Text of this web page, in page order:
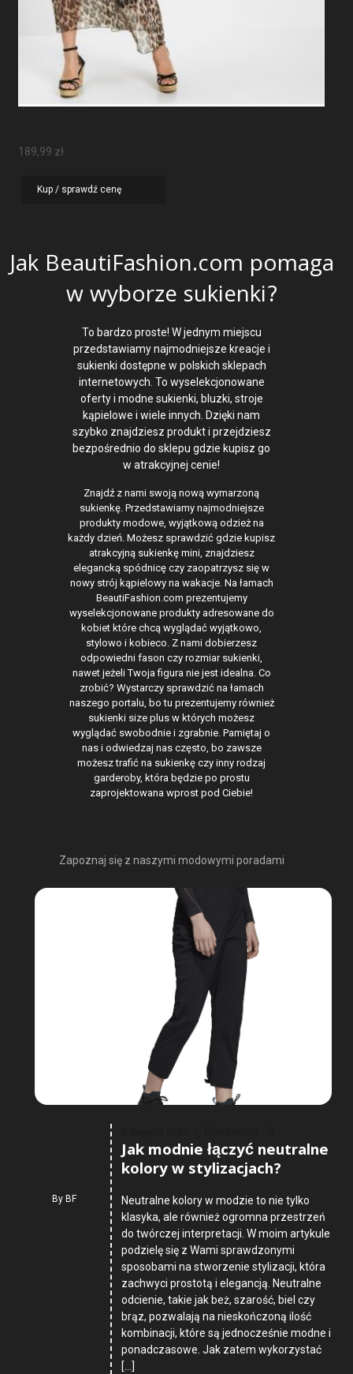
189,99 zł
Kup / sprawdź cenę
Jak BeautiFashion.com pomaga
w wyborze sukienki?
To bardzo proste! W jednym miejscu
przedstawiamy najmodniejsze kreacje i
sukienki dostępne w polskich sklepach
internetowych. To wyselekcjonowane
oferty i modne sukienki, bluzki, stroje
kąpielowe i wiele innych. Dzięki nam
szybko znajdziesz produkt i przejdziesz
bezpośrednio do sklepu gdzie kupisz go
w atrakcyjnej cenie!
Znajdź z nami swoją nową wymarzoną
sukienkę. Przedstawiamy najmodniejsze
produkty modowe, wyjątkową odzież na
każdy dzień. Możesz sprawdzić gdzie kupisz
atrakcyjną sukienkę mini, znajdziesz
elegancką spódnicę czy zaopatrzysz się w
nowy strój kąpielowy na wakacje. Na łamach
BeautiFashion.com prezentujemy
wyselekcjonowane produkty adresowane do
kobiet które chcą wyglądać wyjątkowo,
stylowo i kobieco. Z nami dobierzesz
odpowiedni fason czy rozmiar sukienki,
nawet jeżeli Twoja figura nie jest idealna. Co
zrobić? Wystarczy sprawdzić na łamach
naszego portalu, bo tu prezentujemy również
sukienki size plus w których możesz
wyglądać swobodnie i zgrabnie. Pamiętaj o
nas i odwiedzaj nas często, bo zawsze
możesz trafić na sukienkę czy inny rodzaj
garderoby, która będzie po prostu
zaprojektowana wprost pod Ciebie!
Zapoznaj się z naszymi modowymi poradami
ByBF
Jak modnie łączyć neutralne
kolory w stylizacjach?
Neutralne kolory w modzie to nie tylko
klasyka, ale również ogromna przestrzeń
do twórczej interpretacji. W moim artykule
podzielę się z Wami sprawdzonymi
sposobami na stworzenie stylizacji, która
zachwyci prostotą i elegancją. Neutralne
odcienie, takie jak beż, szarość, biel czy
brąz, pozwalają na nieskończoną ilość
kombinacji, które są jednocześnie modne i
ponadczasowe. Jak zatem wykorzystać
[…]